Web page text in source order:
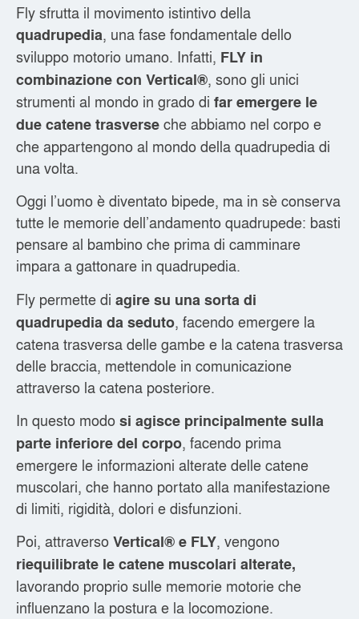
Fly sfrutta il movimento istintivo della
quadrupedia, una fase fondamentale dello
sviluppo motorio umano. Infatti, FLY in
combinazione con Vertical®, sono gli unici
strumenti al mondo in grado di far emergere le
due catene trasverseche abbiamo nel corpo e
che appartengono al mondo della quadrupedia di
una volta.
Oggi l’uomo è diventato bipede, ma in sè conserva
tutte le memorie dell’andamento quadrupede: basti
pensare al bambino che prima di camminare
impara a gattonare in quadrupedia.
Fly permette di agire su una sorta di
quadrupedia da seduto, facendo emergere la
catena trasversa delle gambe e la catena trasversa
delle braccia, mettendole in comunicazione
attraverso la catena posteriore.
In questo modosi agisce principalmente sulla
parte inferiore del corpo, facendo prima
emergere le informazioni alterate delle catene
muscolari, che hanno portato alla manifestazione
di limiti, rigidità, dolori e disfunzioni.
Poi, attraversoVertical® e FLY, vengono
riequilibrate le catene muscolari alterate,
lavorando proprio sulle memorie motorie che
influenzano la postura e la locomozione.